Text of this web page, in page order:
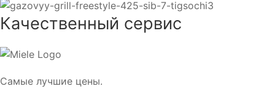
Качественный сервис
Самые лучшие цены.